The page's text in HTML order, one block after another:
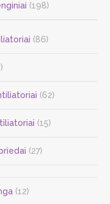
(198)
(86)
(62)
(15)
(27)
(12)